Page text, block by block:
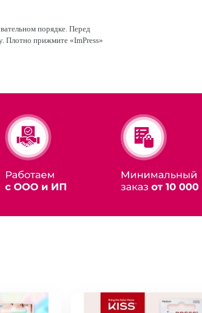
порядке. Перед
Плотно прижмите «ImPress»